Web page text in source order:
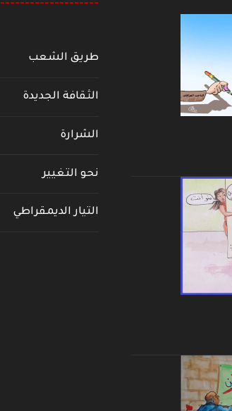
--------------------
طريق الشعب
الثقافة الجديدة
الشرارة
نحو التغيير
التيار الديمقراطي